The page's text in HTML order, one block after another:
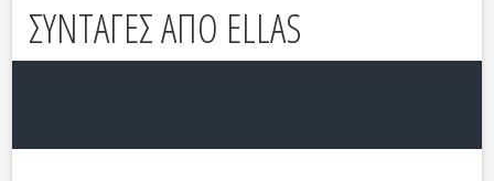
ΣΥΝΤΑΓΕΣ ΑΠΟ ELLAS